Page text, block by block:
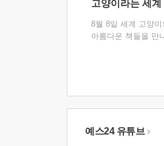
고양이라는 세계
8월 8일 세계 고양
아름다운 책들을 만
예스24 유튜브